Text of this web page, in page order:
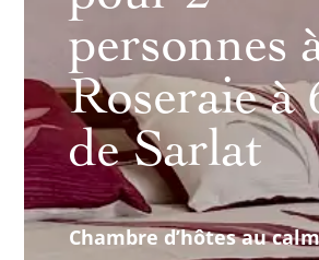
personnes
Roseraie à
de Sarlat
Chambre d’hôtes au